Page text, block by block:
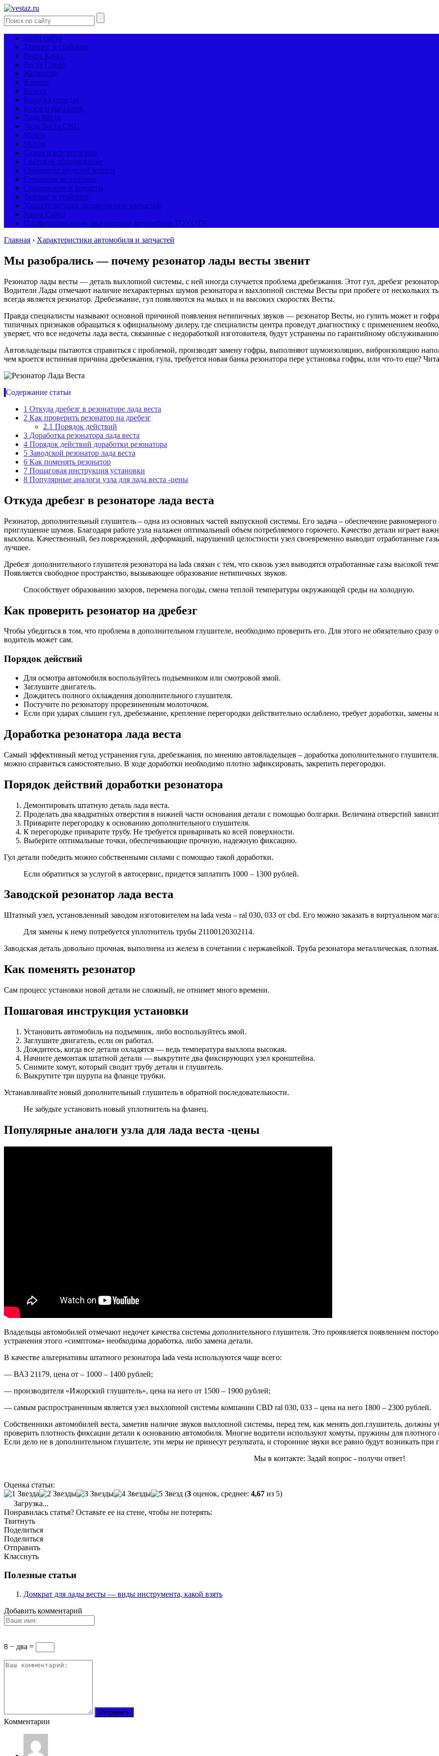
карта сайта
Тюнинг и стайлинг
Веста Кросс
Веста Спорт
Жидкости
Климат
Колеса
Коробка передач
Кузов и багажник
Лада Веста
Лада Веста CNG
Мозги
Мотор
Салон и все что в нем
Световое оборудование
Сравнение моделей машин
Страницы механиков
Страхование и кредиты
Тюнинг и стайлинг
Характеристики автомобиля и запчастей
Карта Сайта
Профессиональная диагностика автомобиля TOYOTA
Главная › Характеристики автомобиля и запчастей
Мы разобрались — почему резонатор лады весты звенит
Резонатор лады весты — деталь выхлопной системы, с ней иногда случается проблема дребезжания. Этот гул, дребезг
Водители Лады отмечают наличие нехарактерных шумов резонатора и выхлопной системы Весты при пробеге от нескольких
всегда является резонатор. Дребезжание, гул появляются на малых и на высоких скоростях Весты.
Правда специалисты называют основной причиной появления нетипичных звуков — резонатор Весты, но гулить может и
типичных признаков обращаться к официальному дилеру, где специалисты центра проведут диагностику с применением
уверяет, что все недочеты лада веста, связанные с недоработкой изготовителя, будут устранены по гарантийному
Автовладельцы пытаются справиться с проблемой, производят замену гофры, выполняют шумоизоляцию, виброизоляцию
чем кроется истинная причина дребезжания, гула, требуется новая банка резонатора пере установка гофры, или что-то еще?
Содержание статьи
1 Откуда дребезг в резонаторе лада веста
2 Как проверить резонатор на дребезг
2.1 Порядок действий
3 Доработка резонатора лада веста
4 Порядок действий доработки резонатора
5 Заводской резонатор лада веста
6 Как поменять резонатор
7 Пошаговая инструкция установки
8 Популярные аналоги узла для лада веста -цены
Откуда дребезг в резонаторе лада веста
Резонатор, дополнительный глушитель – одна из основных частей выпускной системы. Его задача – обеспечение
приглушение шумов. Благодаря работе узла налажен оптимальный объем потребляемого горючего. Качество детали играет
выхлопа. Качественный, без повреждений, деформаций, нарушений целостности узел своевременно выводит отработанные
лучшее.
Дребезг дополнительного глушителя резонатора на lada связан с тем, что сквозь узел выводятся отработанные газы высокой
Появляется свободное пространство, вызывающее образование нетипичных звуков.
Способствует образованию зазоров, перемена погоды, смена теплой температуры окружающей среды на холодную.
Как проверить резонатор на дребезг
Чтобы убедиться в том, что проблема в дополнительном глушителе, необходимо проверить его. Для этого не обязательно
водитель может сам.
Порядок действий
Для осмотра автомобиля воспользуйтесь подъемником или смотровой ямой.
Заглушите двигатель.
Дождитесь полного охлаждения дополнительного глушителя.
Постучите по резонатору прорезиненным молоточком.
Если при ударах слышен гул, дребезжание, крепление перегородки действительно ослаблено, требует доработки, замены
Доработка резонатора лада веста
Самый эффективный метод устранения гула, дребезжания, по мнению автовладельцев – доработка дополнительного
можно справиться самостоятельно. В ходе доработки необходимо плотно зафиксировать, закрепить перегородки.
Порядок действий доработки резонатора
Демонтировать штатную деталь лада веста.
Проделать два квадратных отверстия в нижней части основания детали с помощью болгарки. Величина отверстий зависит
Приварите перегородку к основанию дополнительного глушителя.
К перегородке приварите трубу. Не требуется приваривать ко всей поверхности.
Выберите оптимальные точки, обеспечивающие прочную, надежную фиксацию.
Гул детали победить можно собственными силами с помощью такой доработки.
Если обратиться за услугой в автосервис, придется заплатить 1000 – 1300 рублей.
Заводской резонатор лада веста
Штатный узел, установленный заводом изготовителем на lada vesta – ral 030, 033 от cbd. Его можно заказать в виртуальном
Для замены к нему потребуется уплотнитель трубы 21100120302114.
Заводская деталь довольно прочная, выполнена из железа в сочетании с нержавейкой. Труба резонатора металлическая, плотная.
Как поменять резонатор
Сам процесс установки новой детали не сложный, не отнимет много времени.
Пошаговая инструкция установки
Установить автомобиль на подъемник, либо воспользуйтесь ямой.
Заглушите двигатель, если он работал.
Дождитесь, когда все детали охладятся — ведь температура выхлопа высокая.
Начните демонтаж штатной детали — выкрутите два фиксирующих узел кронштейна.
Снимите хомут, который сводит трубу детали и глушитель.
Выкрутите три шурупа на фланце трубки.
Устанавливайте новый дополнительный глушитель в обратной последовательности.
Не забудьте установить новый уплотнитель на фланец.
Популярные аналоги узла для лада веста -цены
Владельцы автомобилей отмечают недочет качества системы дополнительного глушителя. Это проявляется появлением
устранения этого «симптома» необходима доработка, либо замена детали.
В качестве альтернативы штатного резонатора lada vesta используются чаще всего:
— ВАЗ 21179, цена от – 1000 – 1400 рублей;
— производителя «Ижорский глушитель», цена на него от 1500 – 1900 рублей;
— самым распространенным является узел выхлопной системы компании CBD ral 030, 033 – цена на него 1800 – 2300 рублей.
Собственники автомобилей веста, заметив наличие звуков выхлопной системы, перед тем, как менять доп.глушитель, должны
проверить плотность фиксации детали к основанию автомобиля. Многие водители используют хомуты, пружины для
Если дело не в дополнительном глушителе, эти меры не принесут результата, и сторонние звуки все равно будут возникать
Мы в контакте: Задай вопрос - получи ответ!
Оценка статьи:
(3 оценок, среднее: 4,67 из 5)
Загрузка...
Понравилась статья? Оставьте ее на стене, чтобы не потерять:
Твитнуть
Поделиться
Поделиться
Отправить
Класснуть
Полезные статьи
Домкрат для лады весты — виды инструмента, какой взять
Добавить комментарий
8 − два =
Комментарии